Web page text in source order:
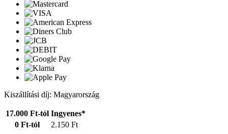
Kiszállítási díj: Magyarország
17.000 Ft-tól Ingyenes*
0 Ft-tól
2.150 Ft